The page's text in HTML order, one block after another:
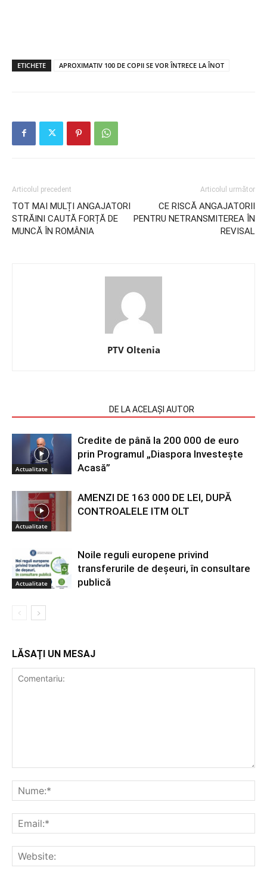
ETICHETE APROXIMATIV 100 DE COPII SE VOR ÎNTRECE LA ÎNOT
Articolul precedent
TOT MAI MULȚI ANGAJATORI
STRĂINI CAUTĂ FORȚĂ DE
MUNCĂ ÎN ROMÂNIA
Articolul următor
CE RISCĂ ANGAJATORII
PENTRU NETRANSMITEREA ÎN
REVISAL
PTV Oltenia
DE LA ACELAȘI AUTOR
Actualitate
Credite de până la 200 000 de euro
prin Programul „Diaspora Investește
Acasă”
Actualitate
AMENZI DE 163 000 DE LEI, DUPĂ
CONTROALELE ITM OLT
Actualitate
Noile reguli europene privind
transferurile de deșeuri, în consultare
publică
LĂSAȚI UN MESAJ